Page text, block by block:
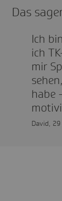
Das
Ich
ich
mir
habe
David,